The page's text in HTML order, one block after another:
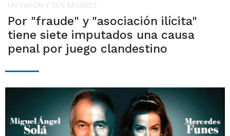
UN VARÓN Y SEIS MUJERES
Por "fraude" y "asociación ilícita"
tiene siete imputados una causa
penal por juego clandestino